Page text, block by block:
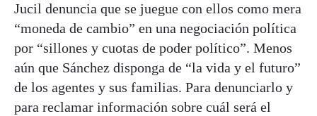
Jucil denuncia que se juegue con ellos como mera
“moneda de cambio” en una negociación política
por “sillones y cuotas de poder político”. Menos
aún que Sánchez disponga de “la vida y el futuro”
de los agentes y sus familias. Para denunciarlo y
para reclamar información sobre cuál será el